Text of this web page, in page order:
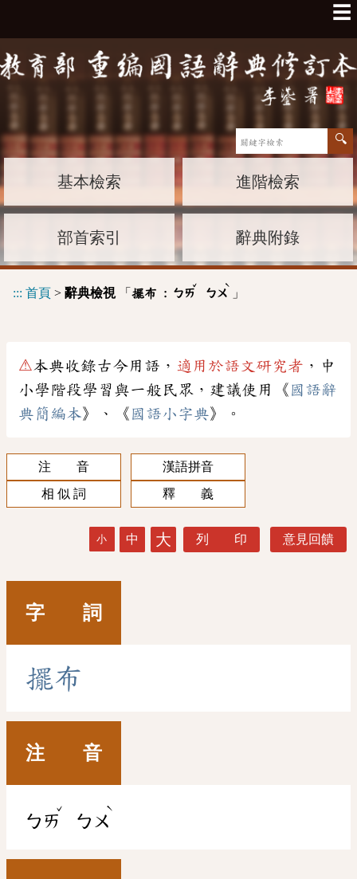
☰
基本檢索 進階檢索
部首索引 辭典附錄
::: 首頁 > 辭典檢視「 擺布 : ㄅㄞ
ˇ
ㄅㄨ
ˋ
」
⚠本典收錄古今用語， 適用於語文研究者 ，中
小學階段學習與一般民眾，建議使用《 國語辭
典簡編本》、《 國語小字典》。
注 音
漢語拼音
相 似 詞
釋 義
小 中 大 列 印 意見回饋
字 詞
擺布
注 音
ㄅㄞ
ˇ
ㄅㄨ
ˋ